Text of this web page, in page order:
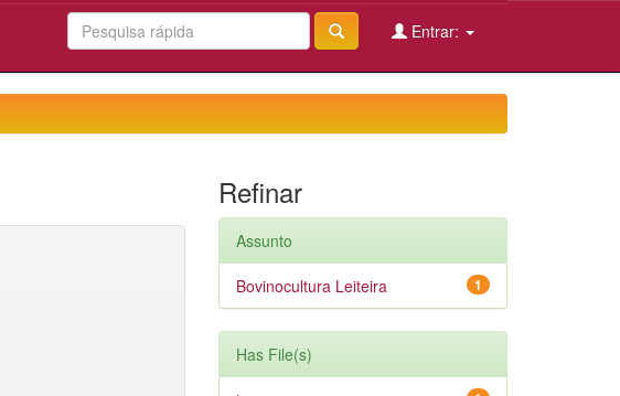
Entrar:
Refinar
Assunto
1
Bovinocultura Leiteira
Has File(s)